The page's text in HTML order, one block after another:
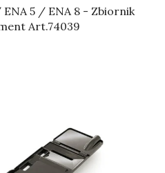
ENA 5 / ENA 8 - Zbiornik
Art.74039